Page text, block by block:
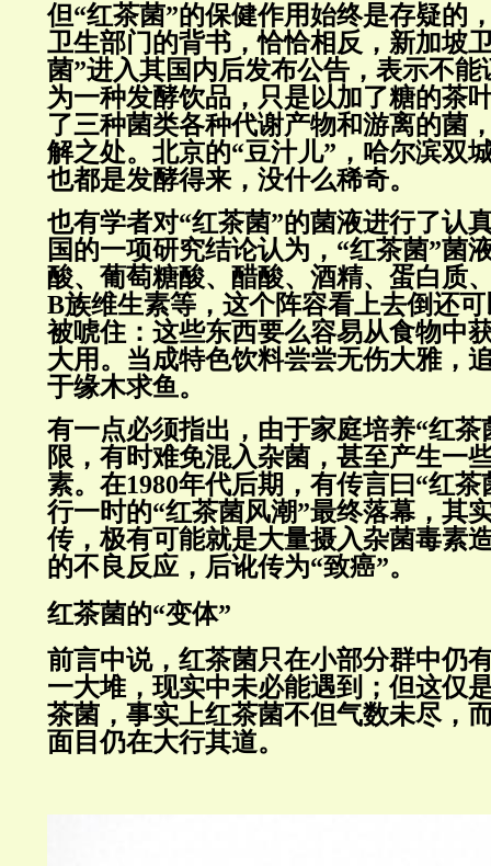
但“红茶菌”的保健作用始终是存疑的
卫生部门的背书，恰恰相反，新加坡
菌”进入其国内后发布公告，表示不能
为一种发酵饮品，只是以加了糖的茶
了三种菌类各种代谢产物和游离的菌
解之处。北京的“豆汁儿”，哈尔滨双
也都是发酵得来，没什么稀奇。
也有学者对“红茶菌”的菌液进行了认
国的一项研究结论认为，“红茶菌”菌
酸、葡萄糖酸、醋酸、酒精、蛋白质
B族维生素等，这个阵容看上去倒还
被唬住：这些东西要么容易从食物中
大用。当成特色饮料尝尝无伤大雅，
于缘木求鱼。
有一点必须指出，由于家庭培养“红茶
限，有时难免混入杂菌，甚至产生一
素。在1980年代后期，有传言曰“红
行一时的“红茶菌风潮”最终落幕，其
传，极有可能就是大量摄入杂菌毒素
的不良反应，后讹传为“致癌”。
红茶菌的“变体”
前言中说，红茶菌只在小部分群中仍
一大堆，现实中未必能遇到；但这仅
茶菌，事实上红茶菌不但气数未尽，
面目仍在大行其道。